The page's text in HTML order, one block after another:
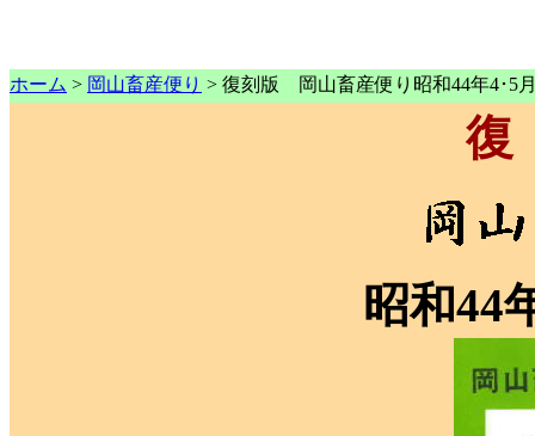
ホーム > 岡山畜産便り > 復刻版 岡山畜産便り昭和44年4･5
昭和44